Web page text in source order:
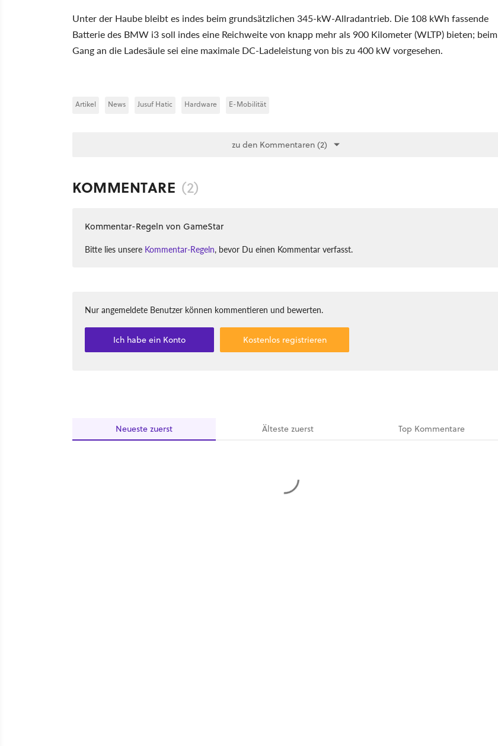
Unter der Haube bleibt es indes beim grundsätzlichen 345-kW-Allradantrieb. Die 108 kWh fassende
Batterie des BMW i3 soll indes eine Reichweite von knapp mehr als 900 Kilometer (WLTP) bieten; beim
Gang an die Ladesäule sei eine maximale DC-Ladeleistung von bis zu 400 kW vorgesehen.
Artikel News Jusuf Hatic Hardware E-Mobilität
zu den Kommentaren (2)
KOMMENTARE (2)
Kommentar-Regeln von GameStar
Bitte lies unsere Kommentar-Regeln, bevor Du einen Kommentar verfasst.
Nur angemeldete Benutzer können kommentieren und bewerten.
Ich habe ein Konto Kostenlos registrieren
Neueste zuerst Ältestezuerst Top Kommentare